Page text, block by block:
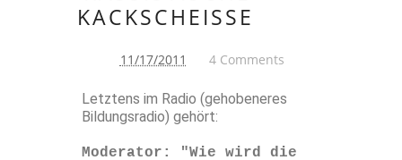
KACKSCHEISSE
11/17/2011 4 Comments
Letztens im Radio (gehobeneres
Bildungsradio) gehört:
Moderator: "Wie wird die